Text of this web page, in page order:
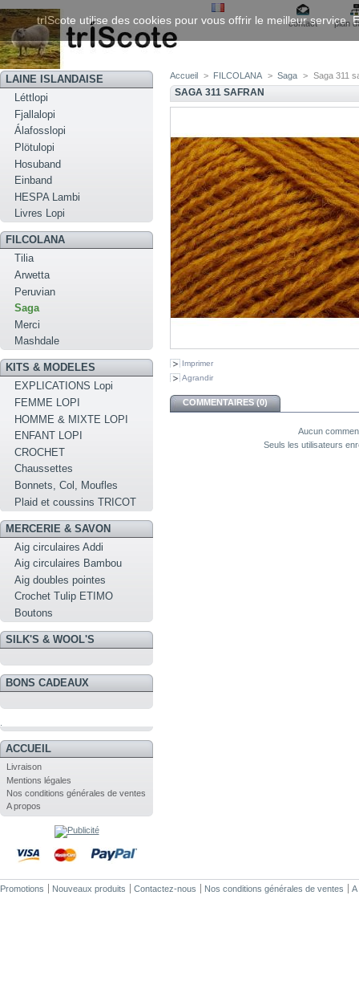
contact plan
LAINE ISLANDAISE
Léttlopi
Fjallalopi
Álafosslopi
Plötulopi
Hosuband
Einband
HESPA Lambi
Livres Lopi
FILCOLANA
Tilia
Arwetta
Peruvian
Saga
Merci
Mashdale
KITS & MODELES
EXPLICATIONS Lopi
FEMME LOPI
HOMME & MIXTE LOPI
ENFANT LOPI
CROCHET
Chaussettes
Bonnets, Col, Moufles
Plaid et coussins TRICOT
MERCERIE & SAVON
Aig circulaires Addi
Aig circulaires Bambou
Aig doubles pointes
Crochet Tulip ETIMO
Boutons
SILK'S & WOOL'S
BONS CADEAUX
ACCUEIL
Livraison
Mentions légales
Nos conditions générales de ventes
A propos
Accueil > FILCOLANA > Saga > Saga 311
SAGA 311 SAFRAN
Imprimer
Agrandir
COMMENTAIRES (0)
Aucun
Seuls les utilisateurs
Promotions Nouveaux produits Contactez-nous Nos conditions générales de ventes A
trIScote utilise des cookies pour vous offrir le meilleur